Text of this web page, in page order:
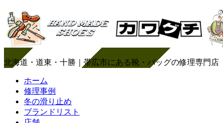
北海道・道東・十勝｜帯広市にある靴・バッグの修理専門店
ホーム
修理事例
冬の滑り止め
ブランドリスト